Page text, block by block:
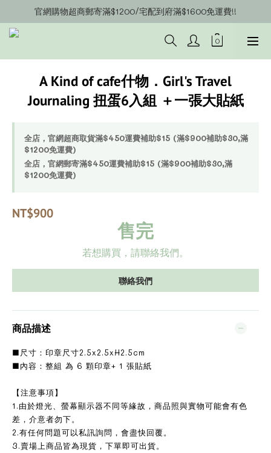
官網會員募集中~立即註冊即可獲得購物金$20!!!
官網購物超商郵寄滿$1200/宅配到府滿$1600免運費!!
官網會員募集中~立即註冊即可獲得購物金$20!!!
A Kind of cafe什物．Girl's Travel
Journaling 扭蛋6入組 ＋一張大貼紙
全店，官網超商取貨滿$450運費補助$15 (滿$900補助$30,滿
$1200免運費)
全店，官網郵寄滿$450運費補助$15 (滿$900補助$30,滿
$1200免運費)
NT$900
售完
若想購買，請聯絡我們。
聯絡我們
商品描述
■尺寸：印章尺寸2.5x2.5xH2.5cm
■內容：整組 為 6 顆印章+ 1 張貼紙
【注意事項】
1.由於燈光、螢幕顯示器不同等緣故，商品照與實物可能會有色
差，介意者勿下。
2.有任何問題可以私訊詢問，會盡快回覆。
3.賣場上商品皆為現貨，下單即可出貨。